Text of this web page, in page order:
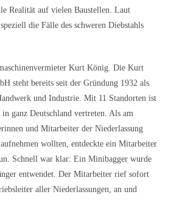
Realität auf vielen Baustellen. Laut
die Fälle des schweren Diebstahls
Kurt König. Die Kurt
steht bereits seit der Gründung 1932 als
und Industrie. Mit 11 Standorten ist
ganz Deutschland vertreten. Als am
und Mitarbeiter der Niederlassung
wollten, entdeckte ein Mitarbeiter
Schnell war klar: Ein Minibagger wurde
entwendet. Der Mitarbeiter rief sofort
aller Niederlassungen, an und